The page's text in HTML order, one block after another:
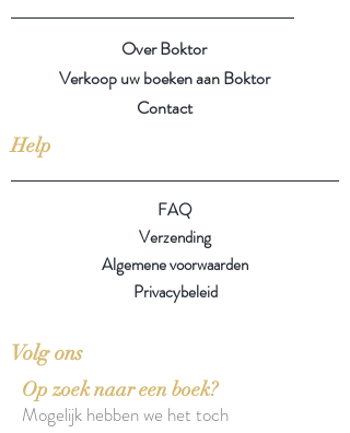
Over Boktor
Verkoop uw boeken aan Boktor
Contact
Help
FAQ
Verzending
Algemene voorwaarden
Privacybeleid
Volg ons
Op zoek naar een boek?
Mogelijk hebben we het toch